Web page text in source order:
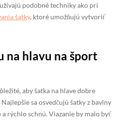
podobné techniky ako pri
šatky, ktoré umožňujú vytvoriť
na hlavu na šport
aby šatka na hlave dobre
sa osvedčujú šatky z bavlny
rýchlo schnú. Viazanie by malo byť